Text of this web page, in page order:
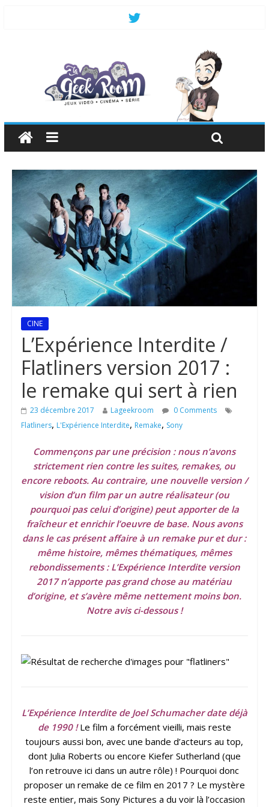
CINE
L’Expérience Interdite /
Flatliners version 2017 :
le remake qui sert à rien
23 décembre 2017 Lageekroom
0 Comments
Flatliners, L'Expérience Interdite, Remake, Sony
Commençons par une précision : nous n’avons
strictement rien contre les suites, remakes, ou
encore reboots. Au contraire, une nouvelle version /
vision d’un film par un autre réalisateur (ou
pourquoi pas celui d’origine) peut apporter de la
fraîcheur et enrichir l’oeuvre de base. Nous avons
dans le cas présent affaire à un remake pur et dur :
même histoire, mêmes thématiques, mêmes
rebondissements : L’Expérience Interdite version
2017 n’apporte pas grand chose au matériau
d’origine, et s’avère même nettement moins bon.
Notre avis ci-dessous !
L’Expérience Interdite de Joel Schumacher date déjà
de 1990 !Le film a forcément vieilli, mais reste
toujours aussi bon, avec une bande d’acteurs au top,
dont Julia Roberts ou encore Kiefer Sutherland (que
l’on retrouve ici dans un autre rôle) ! Pourquoi donc
proposer un remake de ce film en 2017 ? Le mystère
reste entier, mais Sony Pictures a du voir là l’occasion